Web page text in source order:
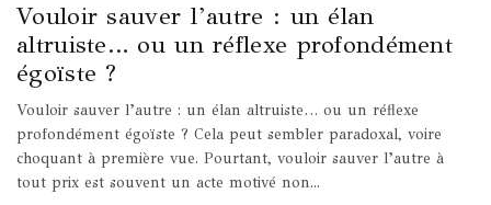
Vouloir sauver l’autre : un élan
altruiste… ou un réflexe profondément
égoïste ?
Vouloir sauver l’autre : un élan altruiste… ou un réflexe
profondément égoïste ? Cela peut sembler paradoxal, voire
choquant à première vue. Pourtant, vouloir sauver l’autre à
tout prix est souvent un acte motivé non...